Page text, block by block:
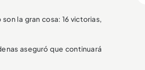
la gran cosa: 16 victorias,
aseguró que continuará